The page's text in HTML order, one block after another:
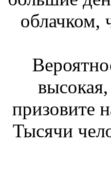
облачком,
призовите
Тысячи